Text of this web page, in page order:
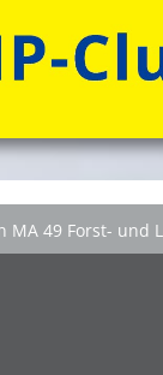
MA 49 Forst- und